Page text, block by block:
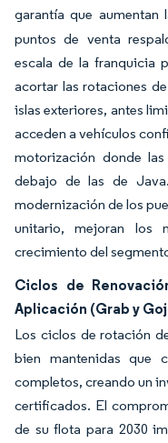
garantía que aumentan
puntos de venta
escala de la franquicia
acortar las rotaciones
islas exteriores, antes
acceden a vehículos
motorización donde
debajo de las de
modernización de los
unitario, mejoran los
crecimiento del
Ciclos de
Aplicación (Grab y
Los ciclos de rotación
bien mantenidas que
completos, creando un
certificados. El
de su flota para 2030